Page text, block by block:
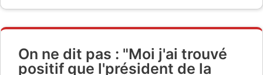
On ne dit pas : "Moi j'ai trouvé
positif que l'président de la